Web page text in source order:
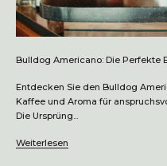
Bulldog Americano: Die Perfekte
Entdecken Sie den Bulldog
Kaffee und Aroma für
Die Ursprüng...
Weiterlesen